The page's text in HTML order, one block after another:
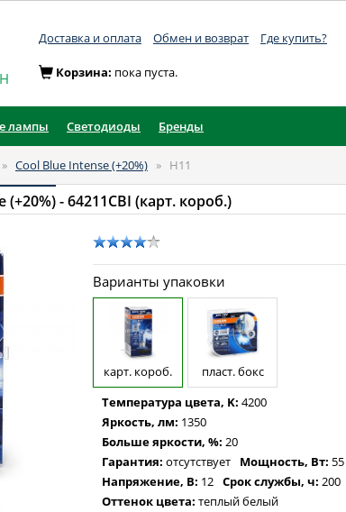
Доставка и оплата Обмен и возврат Где купить?
Корзина: пока пуста.
лампы Светодиоды Бренды
» Cool Blue Intense (+20%) » H11
(+20%)- 64211CBI (карт. короб.)
Варианты упаковки
карт. короб.
пласт. бокс
Температура цвета, K: 4200
Яркость, лм: 1350
Больше яркости, %: 20
Гарантия: отсутствует Мощность, Вт: 55
Напряжение, В: 12 Срок службы, ч: 200
Оттенок цвета: теплый белый